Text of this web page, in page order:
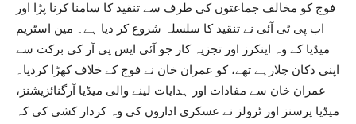
فوج کو مخالف جماعتوں کی طرف سے تنقید کا سامنا کرنا پڑا اور
اب پی ٹی آئی نے تنقید کا سلسلہ شروع کر دیا ہے۔ مین اسٹریم
میڈیا کے وہ اینکرز اور تجزیہ کار جو آئی ایس پی آر کی برکت سے
اپنی دکان چلارہے تھے، کو عمران خان نے فوج کے خلاف کھڑا کردیا۔
عمران خان سے مفادات اور ہدایات لینے والی میڈیا آرگنائزیشنز،
میڈیا پرسنز اور ٹرولز نے عسکری اداروں کی وہ کردار کشی کی کہ